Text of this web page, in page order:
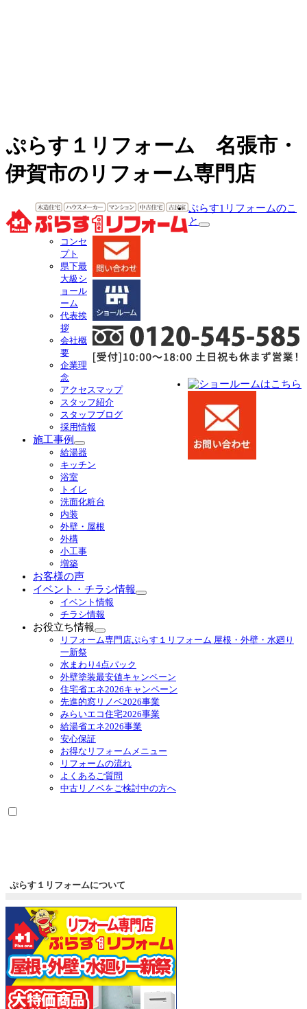
ぷらす１リフォーム 名張市・
伊賀市のリフォーム専門店
ぷらす1リフォームのこ
と
サ
開
コンセ
プト
県下最
大級シ
ョール
ーム
代表挨
拶
会社概
要
企業理
念
アクセスマップ
スタッフ紹介
スタッフブログ
採用情報
施工事例
サ
ブ
ニ
ュ
開
給湯器
キッチン
浴室
トイレ
洗面化粧台
内装
外壁・屋根
外構
小工事
増築
お客様の声
イベント・チラシ情報
サ
ニ
ュ
を
展
開
イベント情報
チラシ情報
お役立ち情報
サ
メ
ニ
ュ
ー
を
展
リフォーム専門店ぷらす１リフォーム 屋根・外壁・水廻り
一新祭
水まわり4点パック
外壁塗装最安値キャンペーン
住宅省エネ2026キャンペーン
先進的窓リノベ2026事業
みらいエコ住宅2026事業
給湯省エネ2026事業
安心保証
お得なリフォームメニュー
リフォームの流れ
よくあるご質問
中古リノベをご検討中の方へ
ぷらす１リフォームについて